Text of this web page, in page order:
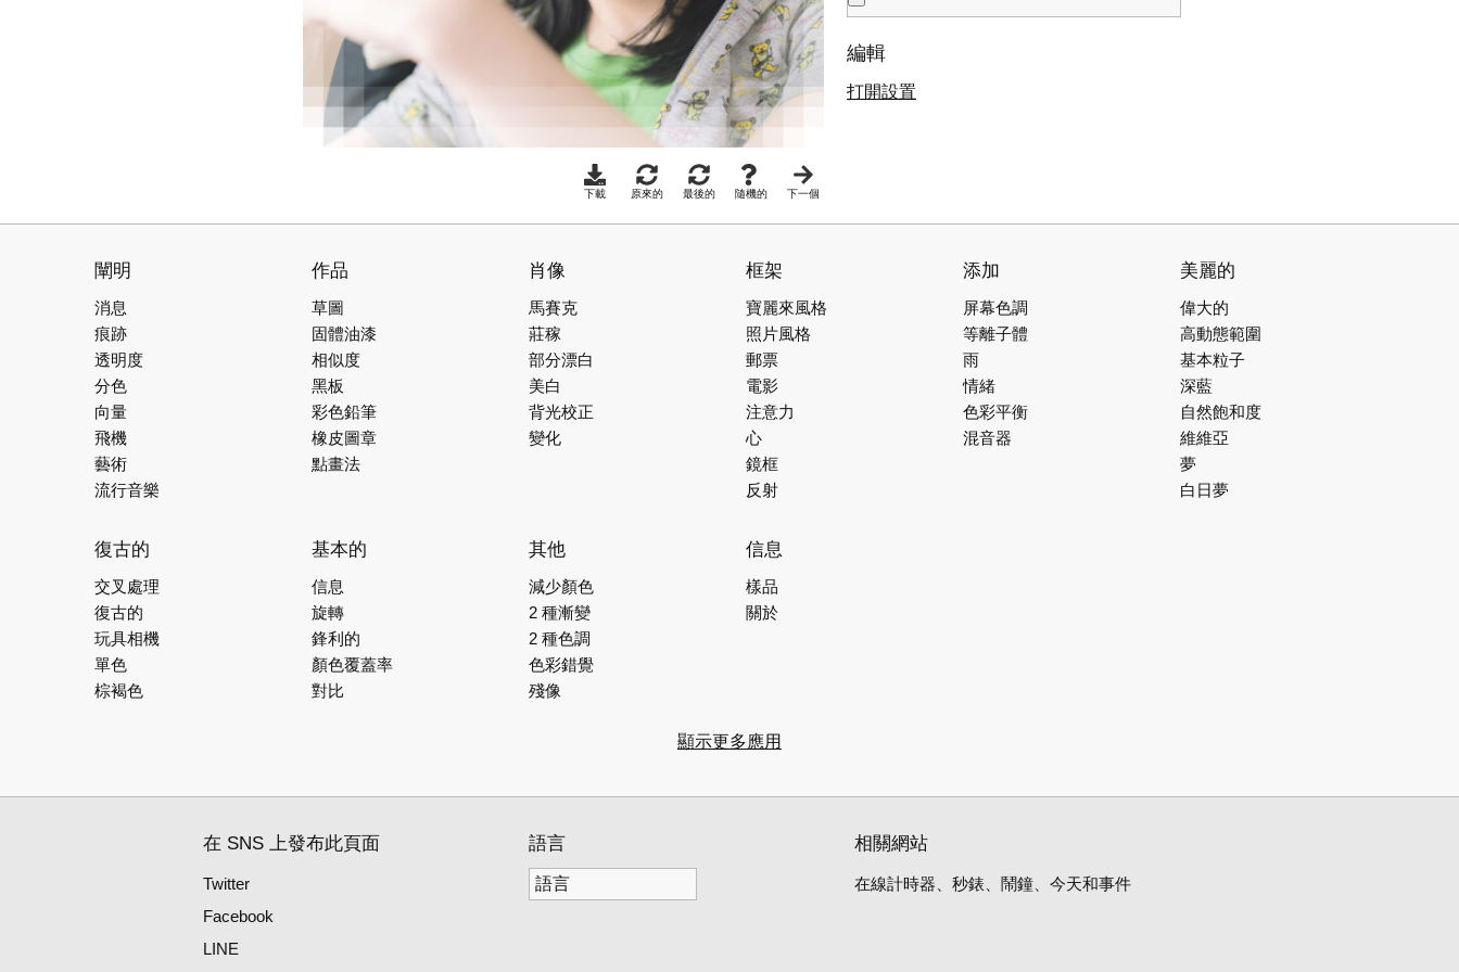
下載 原來的 最後的 隨機的 下一個
編輯
打開設置
闡明
消息
痕跡
透明度
分色
向量
飛機
藝術
流行音樂
作品
草圖
固體油漆
相似度
黑板
彩色鉛筆
橡皮圖章
點畫法
肖像
馬賽克
莊稼
部分漂白
美白
背光校正
變化
框架
寶麗來風格
照片風格
郵票
電影
注意力
心
鏡框
反射
添加
屏幕色調
等離子體
雨
情緒
色彩平衡
混音器
美麗的
偉大的
高動態範圍
基本粒子
深藍
自然飽和度
維維亞
夢
白日夢
復古的
交叉處理
復古的
玩具相機
單色
棕褐色
基本的
信息
旋轉
鋒利的
顏色覆蓋率
對比
其他
減少顏色
2 種漸變
2 種色調
色彩錯覺
殘像
信息
樣品
關於
顯示更多應用
在 SNS 上發布此頁面
Twitter
Facebook
LINE
語言 相關網站
在線計時器、秒錶、鬧鐘、今天和事件